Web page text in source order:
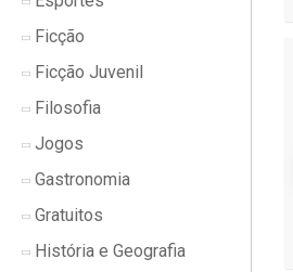
Ficção
Ficção Juvenil
Filosofia
Jogos
Gastronomia
Gratuitos
História e Geografia